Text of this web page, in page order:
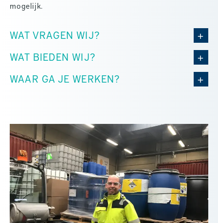
mogelijk.
WAT VRAGEN WIJ?
WAT BIEDEN WIJ?
WAAR GA JE WERKEN?